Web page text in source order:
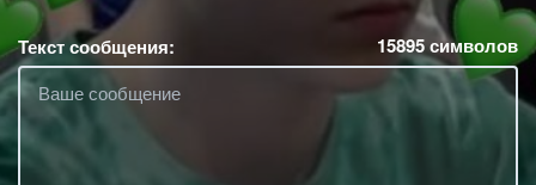
Текст сообщения: 15895символов